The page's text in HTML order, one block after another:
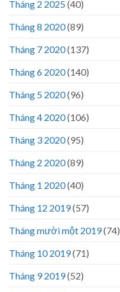
Tháng 2 2025(40)
Tháng 8 2020(89)
Tháng 7 2020(137)
Tháng 6 2020(140)
Tháng 5 2020(96)
Tháng 4 2020(106)
Tháng 3 2020(95)
Tháng 2 2020(89)
Tháng 1 2020(40)
Tháng 12 2019(57)
Tháng mười một 2019(74)
Tháng 10 2019(71)
Tháng 9 2019(52)